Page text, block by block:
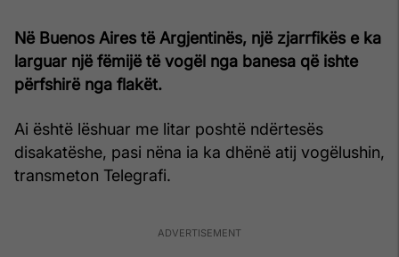
Në Buenos Aires të Argjentinës, një zjarrfikës e ka
larguar një fëmijë të vogël nga banesa që ishte
përfshirë nga flakët.
Ai është lëshuar me litar poshtë ndërtesës
disakatëshe, pasi nëna ia ka dhënë atij vogëlushin,
transmeton Telegrafi.